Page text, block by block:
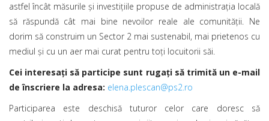
astfel încât măsurile și investițiile propuse de administrația locală
să răspundă cât mai bine nevoilor reale ale comunității. Ne
dorim să construim un Sector 2 mai sustenabil, mai prietenos cu
mediul și cu un aer mai curat pentru toți locuitorii săi.
Cei interesați să participe sunt rugați să trimită un e-mail
de înscriere la adresa: elena.plescan@ps2.ro
Participarea este deschisă tuturor celor care doresc să